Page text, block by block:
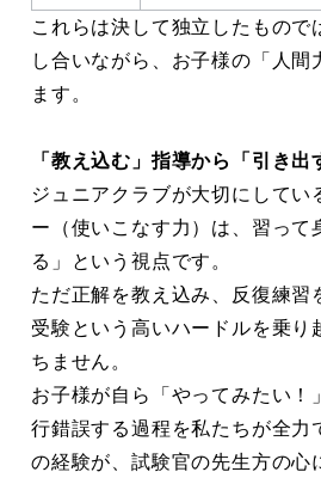
これらは決して独立したもので
し合いながら、お子様の「人間
ます。
「教え込む」指導から「引き出
ジュニアクラブが大切にしてい
ー（使いこなす力）は、習って
る」という視点です。
ただ正解を教え込み、反復練習
受験という高いハードルを乗り
ちません。
お子様が自ら「やってみたい！
行錯誤する過程を私たちが全力
の経験が、試験官の先生方の心